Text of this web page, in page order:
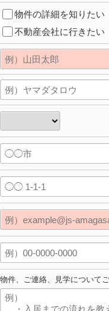
物件の詳細を知りたい
不動産会社に行きたい
物件、ご連絡、見学について